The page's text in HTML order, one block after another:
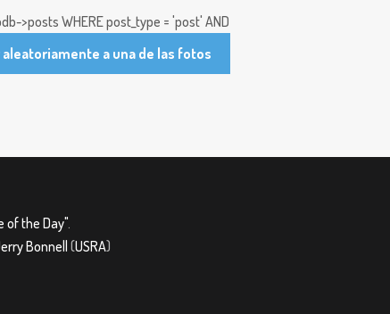
>posts WHERE post_type = 'post' AND
aleatoriamente a una de las fotos
of the Day".
Bonnell (USRA)